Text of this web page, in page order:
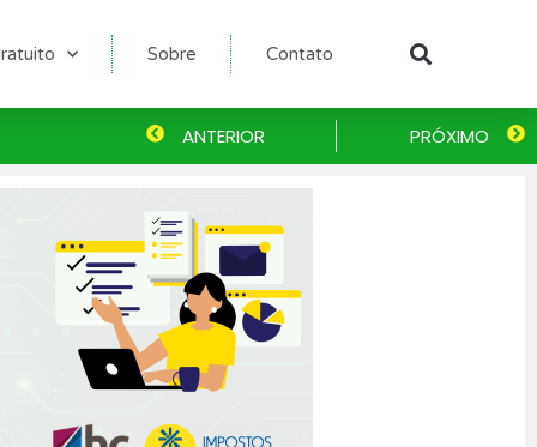
Sobre Contato
Anterior
ANTERIOR PRÓXIMO